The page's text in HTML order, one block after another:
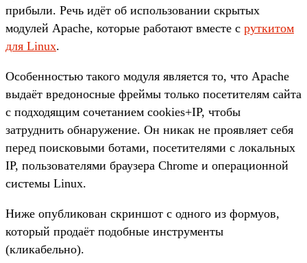
прибыли. Речь идёт об использовании скрытых
модулей Apache, которые работают вместе с руткитом
для Linux.
Особенностью такого модуля является то, что Apache
выдаёт вредоносные фреймы только посетителям сайта
с подходящим сочетанием cookies+IP, чтобы
затруднить обнаружение. Он никак не проявляет себя
перед поисковыми ботами, посетителями с локальных
IP, пользователями браузера Chrome и операционной
системы Linux.
Ниже опубликован скриншот с одного из формуов,
который продаёт подобные инструменты
(кликабельно).